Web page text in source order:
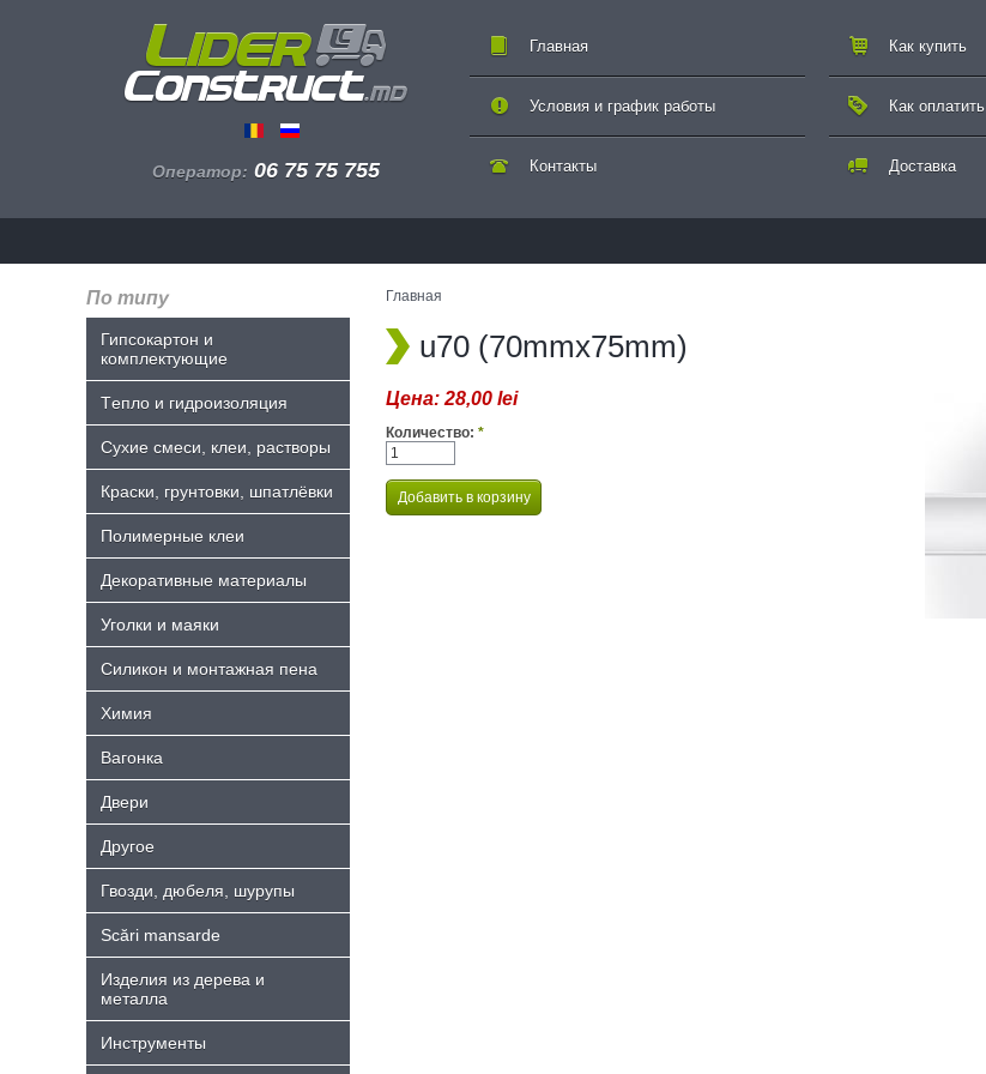
Оператор: 06 75 75 755
Главная
Контакты
Как купить
Как оплатить
Доставка
Условия и график работы
По типу
Гипсокартон и
комплектующие
Tепло и гидроизоляция
Сухие смеси, клеи, растворы
Краски, грунтовки, шпатлёвки
Полимерные клеи
Декоративные материалы
Уголки и маяки
Силикон и монтажная пена
Химия
Bагонка
Двери
Другое
Гвозди, дюбеля, шурупы
Scări mansarde
Изделия из дерева и
металла
Инструменты
Главная
u70 (70mmx75mm)
Цена: 28,00 lei
Количество: *